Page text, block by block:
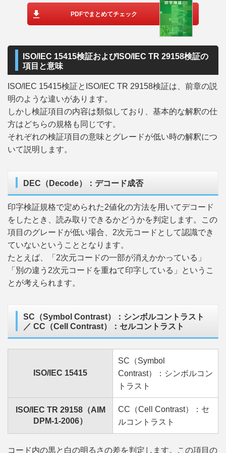
PDFでまとめてチェック
ISO/IEC 15415検証およびISO/IEC TR 29158検証の
項目と意味
ISO/IEC 15415検証とISO/IEC TR 29158検証は、前章の説
明のような違いがあります。
しかし検証項目の内容は類似しており、基本的な解釈の仕
方はどちらの規格も同じです。
それぞれの検証項目の意味とグレードが低い時の解釈につ
いて説明します。
DEC（Decode）：デコード成否
印字検証規格で定められた2値化の方法を用いてデコード
をしたとき、読み取りできるかどうかを判定します。この
項目のグレードが低い場合、2次元コードとして認識でき
ていないということとなります。
たとえば、「2次元コードの一部が消えかかっている」
「別の違う2次元コードを重ねて印字している」というこ
とが考えられます。
SC（Symbol Contrast）：シンボルコントラスト
／ CC（Cell Contrast）：セルコントラスト
ISO/IEC 15415
SC（Symbol
Contrast）：シンボルコン
トラスト
ISO/IEC TR 29158（AIM
DPM-1-2006）
CC（Cell Contrast）：セ
ルコントラスト
コード内の黒と白の明るさの差を判定します。この項目の